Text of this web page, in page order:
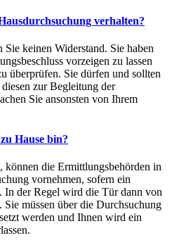
verhalten?
keinen Widerstand. Sie haben
vorzeigen zu lassen
überprüfen. Sie dürfen und sollten
zur Begleitung der
Sie ansonsten von Ihrem
Hause bin?
können die Ermittlungsbehörden in
vornehmen, sofern ein
In der Regel wird die Tür dann von
müssen über die Durchsuchung
werden und Ihnen wird ein